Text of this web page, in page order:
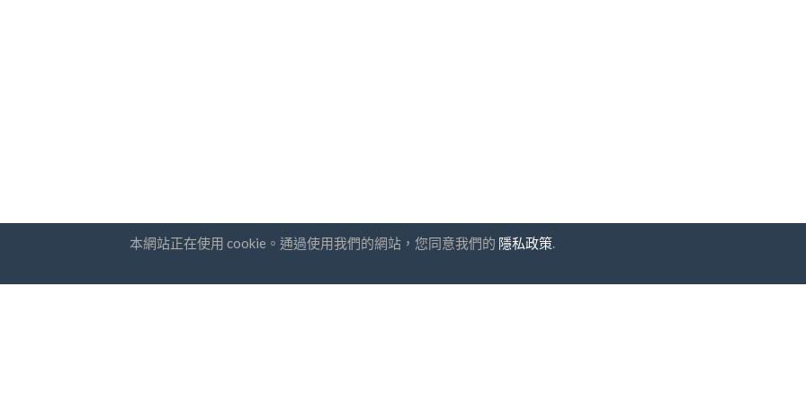
本網站正在使用 cookie。通過使用我們的網站，您同意我們的 隱私政策.